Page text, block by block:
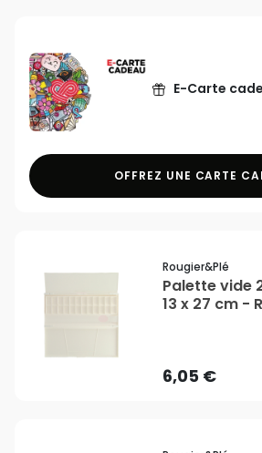
E-Carte
OFFREZ UNE CARTE
Rougier&plé
Palette vide
13 x 27 cm -
6,05 €